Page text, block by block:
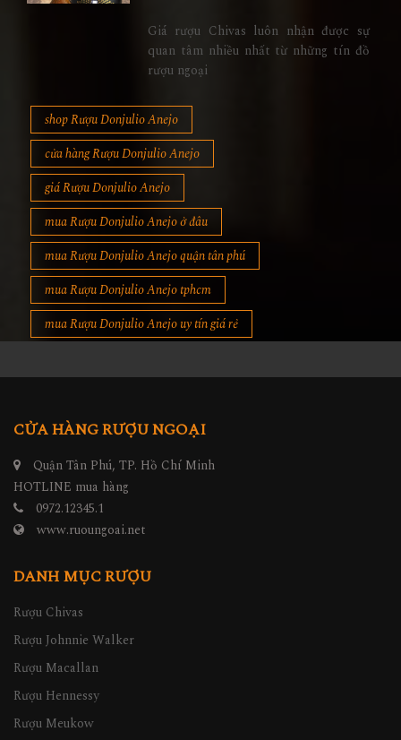
Giá rượu Chivas luôn nhận được sự
quan tâm nhiều nhất từ những tín đồ
rượu ngoại
shop Rượu Donjulio Anejo
cửa hàng Rượu Donjulio Anejo
giá Rượu Donjulio Anejo
mua Rượu Donjulio Anejo ở đâu
mua Rượu Donjulio Anejo quận tân phú
mua Rượu Donjulio Anejo tphcm
mua Rượu Donjulio Anejo uy tín giá rẻ
CỬA HÀNG RƯỢU NGOẠI
Quận Tân Phú, TP. Hồ Chí Minh
HOTLINE mua hàng
0972.12345.1
www.ruoungoai.net
DANH MỤC RƯỢU
Rượu Chivas
Rượu Johnnie Walker
Rượu Macallan
Rượu Hennessy
Rượu Meukow